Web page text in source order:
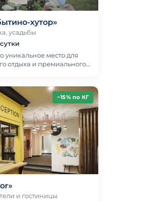
хутор»
усадьбы
уникальное место для
отдыха и премиального
−15% по КГ
и гостиницы